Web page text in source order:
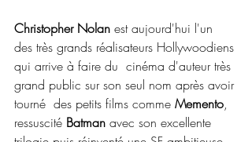
Christopher Nolan est aujourd'hui l'un
des très grands réalisateurs Hollywoodiens
qui arrive à faire du  cinéma d'auteur très
grand public sur son seul nom après avoir
tourné  des petits films comme Memento,
ressuscité Batman avec son excellente